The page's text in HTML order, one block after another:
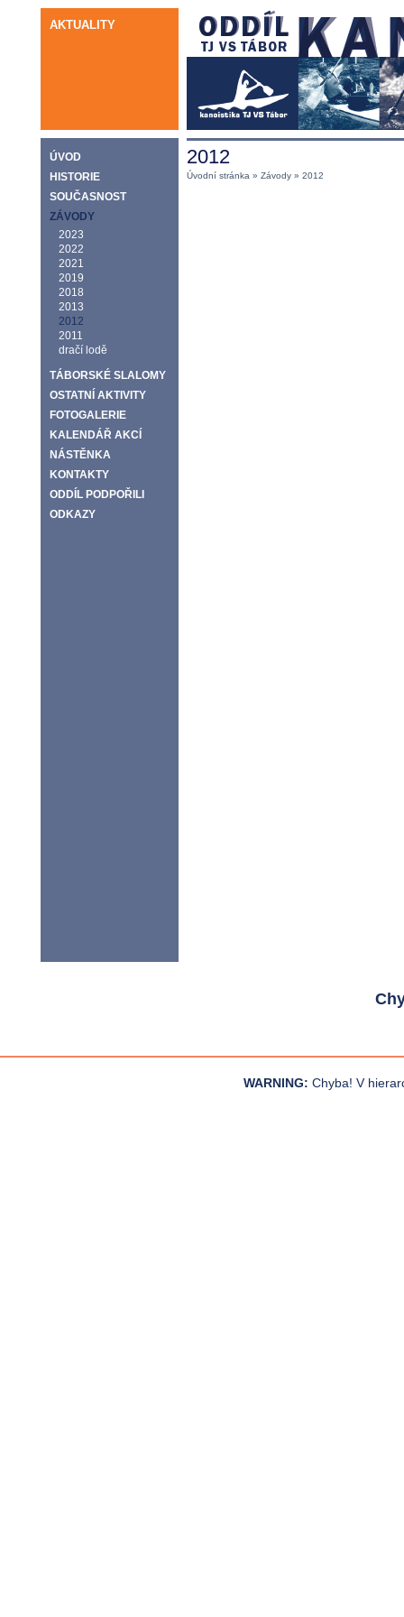
AKTUALITY
ÚVOD
HISTORIE
SOUČASNOST
ZÁVODY
2023
2022
2021
2019
2018
2013
2012
2011
dračí lodě
TÁBORSKÉ SLALOMY
OSTATNÍ AKTIVITY
FOTOGALERIE
KALENDÁŘ AKCÍ
NÁSTĚNKA
KONTAKTY
ODDÍL PODPOŘILI
ODKAZY
2012
Úvodní stránka » Závody » 2012
WARNING: Chyba! V